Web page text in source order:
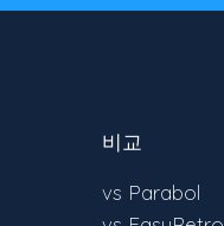
비교
vs Parabol